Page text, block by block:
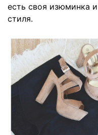
есть своя изюминка
стиля.